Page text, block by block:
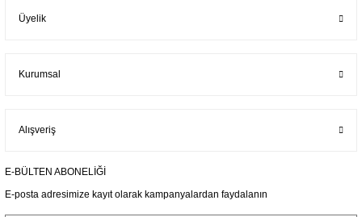
Üyelik
Kurumsal
Alışveriş
E-BÜLTEN ABONELİĞİ
E-posta adresimize kayıt olarak kampanyalardan faydalanın